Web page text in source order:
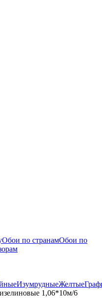
Обои по странамОбои по
ИзумрудныеЖелтые
1,06*10м/6